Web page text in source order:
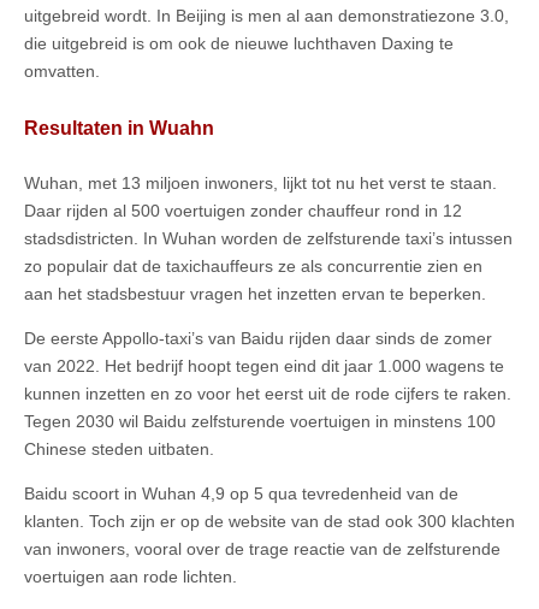
uitgebreid wordt. In Beijing is men al aan demonstratiezone 3.0,
die uitgebreid is om ook de nieuwe luchthaven Daxing te
omvatten.
Resultaten in Wuahn
Wuhan, met 13 miljoen inwoners, lijkt tot nu het verst te staan.
Daar rijden al 500 voertuigen zonder chauffeur rond in 12
stadsdistricten. In Wuhan worden de zelfsturende taxi’s intussen
zo populair dat de taxichauffeurs ze als concurrentie zien en
aan het stadsbestuur vragen het inzetten ervan te beperken.
De eerste Appollo-taxi’s van Baidu rijden daar sinds de zomer
van 2022. Het bedrijf hoopt tegen eind dit jaar 1.000 wagens te
kunnen inzetten en zo voor het eerst uit de rode cijfers te raken.
Tegen 2030 wil Baidu zelfsturende voertuigen in minstens 100
Chinese steden uitbaten.
Baidu scoort in Wuhan 4,9 op 5 qua tevredenheid van de
klanten. Toch zijn er op de website van de stad ook 300 klachten
van inwoners, vooral over de trage reactie van de zelfsturende
voertuigen aan rode lichten.